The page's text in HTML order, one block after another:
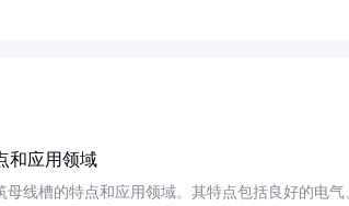
和应用领域
母线槽的特点和应用领域。其特点包括良好的电